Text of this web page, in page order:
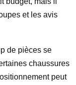
et les avis
de pièces se
chaussures
peut